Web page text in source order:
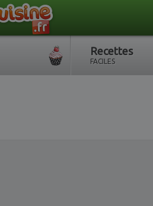
Recettes
FACILES